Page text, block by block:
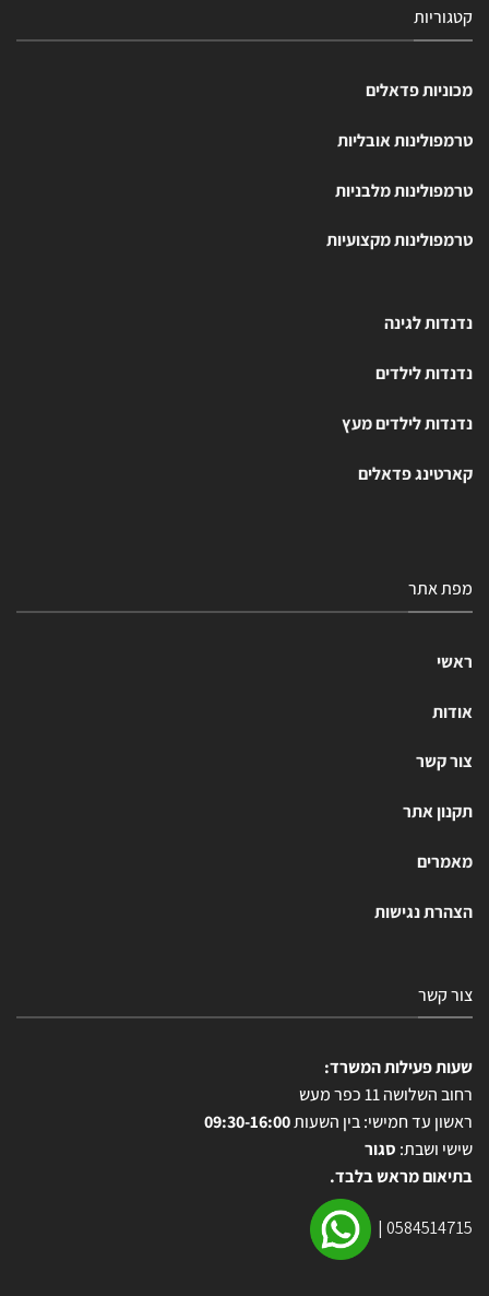
קטגוריות
מכוניות פדאלים
טרמפולינות אובליות
טרמפולינות מלבניות
טרמפולינות מקצועיות
נדנדות לגינה
נדנדות לילדים
נדנדות לילדים מעץ
קארטינג פדאלים
מפת אתר
ראשי
אודות
צור קשר
תקנון אתר
מאמרים
הצהרת נגישות
צור קשר
שעות פעילות המשרד:
רחוב השלושה 11 כפר מעש
ראשון עד חמישי: בין השעות09:30-16:00
שישי ושבת: סגור
בתיאום מראש בלבד.
0584514715
|